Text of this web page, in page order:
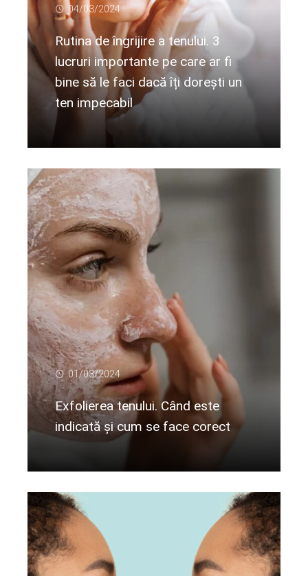
04/03/2024
Rutina de îngrijire a tenului. 3
lucruri importante pe care ar fi
bine să le faci dacă îți dorești un
ten impecabil
Citeste mai departe...
01/03/2024
Exfolierea tenului. Când este
indicată și cum se face corect